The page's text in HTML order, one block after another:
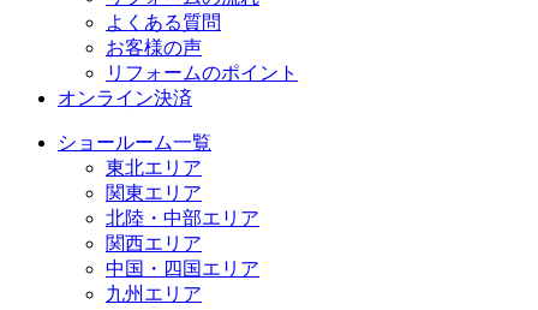
よくある質問
お客様の声
リフォームのポイント
オンライン決済
ショールーム一覧
東北エリア
関東エリア
北陸・中部エリア
関西エリア
中国・四国エリア
九州エリア